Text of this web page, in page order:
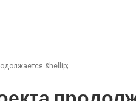
&hellip;